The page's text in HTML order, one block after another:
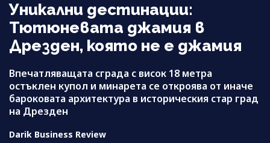
Уникални дестинации:
Тютюневата джамия в
Дрезден, която не е джамия
Впечатляващата сграда с висок 18 метра
остъклен купол и минарета се откроява от иначе
бароковата архитектура в историческия стар град
на Дрезден
Darik Business Review